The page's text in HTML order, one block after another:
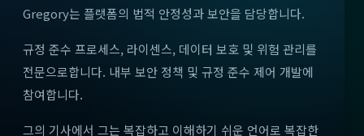
Gregory는 플랫폼의 법적 안정성과 보안을 담당합니다.
규정 준수 프로세스, 라이센스, 데이터 보호 및 위험 관리를
전문으로합니다. 내부 보안 정책 및 규정 준수 제어 개발에
참여합니다.
그의 기사에서 그는 복잡하고 이해하기 쉬운 언어로 복잡한